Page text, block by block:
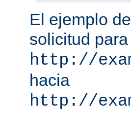
El ejemplo
solicitud para
http://
hacia
http://